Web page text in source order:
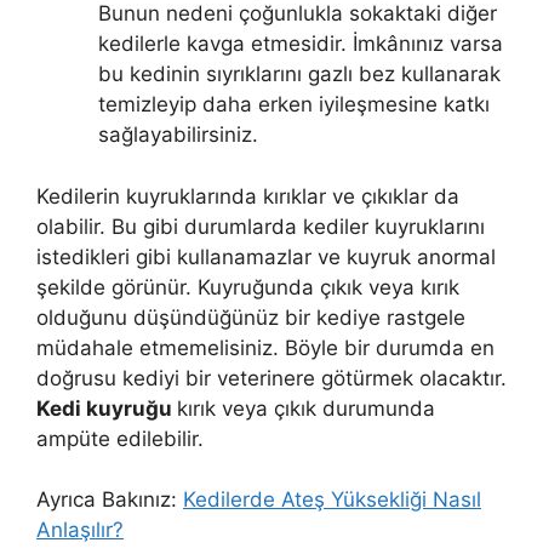
Bunun nedeni çoğunlukla sokaktaki diğer
kedilerle kavga etmesidir. İmkânınız varsa
bu kedinin sıyrıklarını gazlı bez kullanarak
temizleyip daha erken iyileşmesine katkı
sağlayabilirsiniz.
Kedilerin kuyruklarında kırıklar ve çıkıklar da
olabilir. Bu gibi durumlarda kediler kuyruklarını
istedikleri gibi kullanamazlar ve kuyruk anormal
şekilde görünür. Kuyruğunda çıkık veya kırık
olduğunu düşündüğünüz bir kediye rastgele
müdahale etmemelisiniz. Böyle bir durumda en
doğrusu kediyi bir veterinere götürmek olacaktır.
Kedi kuyruğu kırık veya çıkık durumunda
ampüte edilebilir.
Ayrıca Bakınız: Kedilerde Ateş Yüksekliği Nasıl
Anlaşılır?